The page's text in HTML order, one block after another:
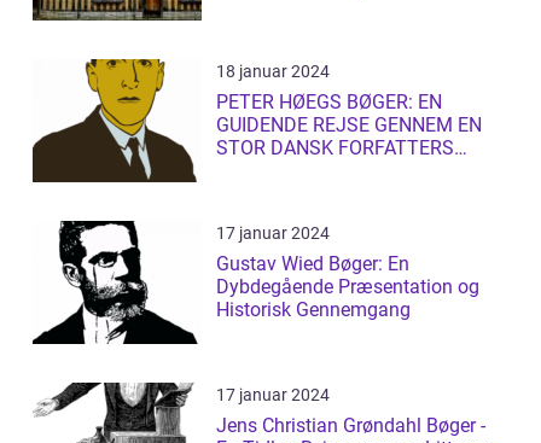
18 januar 2024
PETER HØEGS BØGER: EN
GUIDENDE REJSE GENNEM EN
STOR DANSK FORFATTERS
17 januar 2024
Gustav Wied Bøger: En
Dybdegående Præsentation og
Historisk Gennemgang
17 januar 2024
Jens Christian Grøndahl Bøger -